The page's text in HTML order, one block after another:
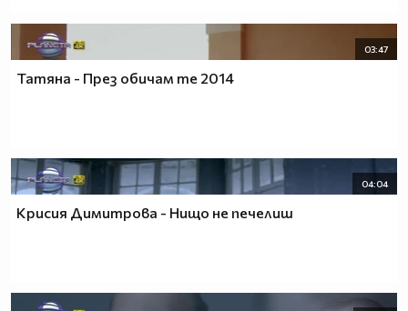
03:47
Татяна - През обичам те 2014
04:04
Крисия Димитрова - Нищо не печелиш